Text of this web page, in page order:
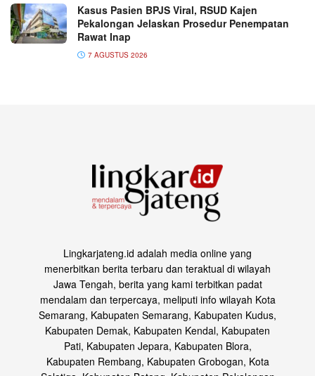
Kasus Pasien BPJS Viral, RSUD Kajen
Pekalongan Jelaskan Prosedur Penempatan
Rawat Inap
7 AGUSTUS 2026
Lingkarjateng.id adalah media online yang
menerbitkan berita terbaru dan teraktual di wilayah
Jawa Tengah, berita yang kami terbitkan padat
mendalam dan terpercaya, meliputi info wilayah Kota
Semarang, Kabupaten Semarang, Kabupaten Kudus,
Kabupaten Demak, Kabupaten Kendal, Kabupaten
Pati, Kabupaten Jepara, Kabupaten Blora,
Kabupaten Rembang, Kabupaten Grobogan, Kota